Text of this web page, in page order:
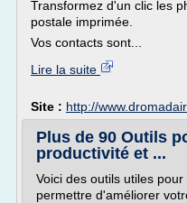
Transformez d'un clic les
postale imprimée.
Vos contacts sont...
Lire la suite
Site : http://
Plus de 90 Outils
productivité et ...
Voici des outils utiles
permettre d'améliorer